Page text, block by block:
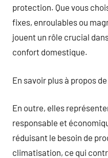
protection. Que vous
fixes, enroulables ou
jouent un rôle crucial
confort domestique.
En savoir plus à propos de
En outre, elles
responsable et
réduisant le besoin de
climatisation, ce qui